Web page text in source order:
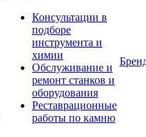
Консультации в
подборе
инструмента и
химии
Обслуживание и
ремонт станков и
оборудования
Реставрационные
работы по камню